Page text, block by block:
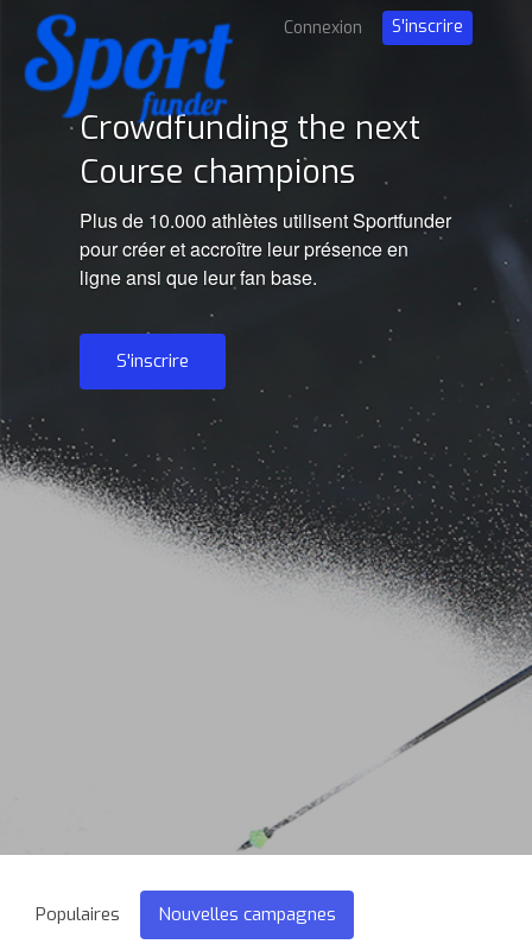
Connexion S'inscrire
Crowdfunding the next
Course champions
Plus de 10.000 athlètes utilisent Sportfunder
pour créer et accroître leur présence en
ligne ansi que leur fan base.
S'inscrire
Populaires Nouvelles campagnes